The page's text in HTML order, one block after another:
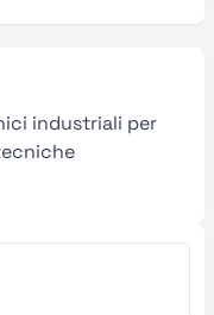
industriali per